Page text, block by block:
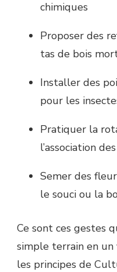
chimiques
Proposer des
tas de bois
Installer des
pour les
Pratiquer la
l’association
Semer des
le souci ou la
Ce sont ces gestes
simple terrain en un
les principes de